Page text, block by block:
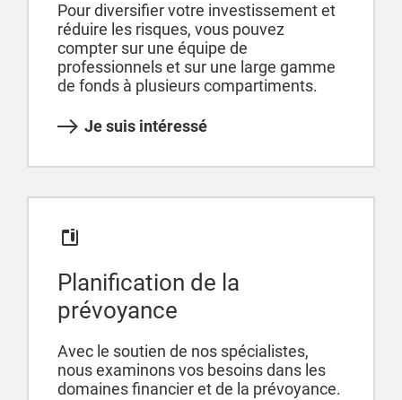
Pour diversifier votre investissement et
réduire les risques, vous pouvez
compter sur une équipe de
professionnels et sur une large gamme
de fonds à plusieurs compartiments.
Je suis intéressé
Planification de la
prévoyance
Avec le soutien de nos spécialistes,
nous examinons vos besoins dans les
domaines financier et de la prévoyance.